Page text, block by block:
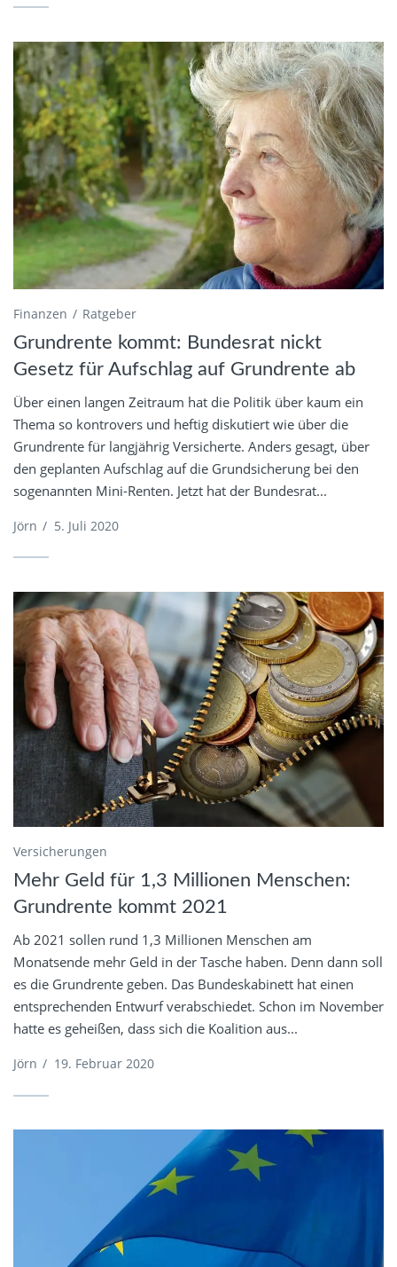
Finanzen Ratgeber
Grundrente kommt: Bundesrat nickt
Gesetz für Aufschlag auf Grundrente ab
Über einen langen Zeitraum hat die Politik über kaum ein
Thema so kontrovers und heftig diskutiert wie über die
Grundrente für langjährig Versicherte. Anders gesagt, über
den geplanten Aufschlag auf die Grundsicherung bei den
sogenannten Mini-Renten. Jetzt hat der Bundesrat...
Jörn / 5. Juli 2020
Versicherungen
Mehr Geld für 1,3 Millionen Menschen:
Grundrente kommt 2021
Ab 2021 sollen rund 1,3 Millionen Menschen am
Monatsende mehr Geld in der Tasche haben. Denn dann soll
es die Grundrente geben. Das Bundeskabinett hat einen
entsprechenden Entwurf verabschiedet. Schon im November
hatte es geheißen, dass sich die Koalition aus...
Jörn / 19. Februar 2020